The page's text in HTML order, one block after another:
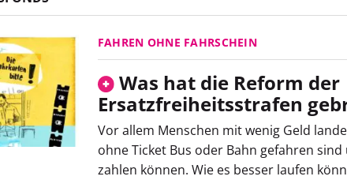
FAHREN OHNE FAHRSCHEIN
Was hat die Reform der
Ersatzfreiheitsstrafen
Vor allem Menschen mit wenig Geld
ohne Ticket Bus oder Bahn gefahren
zahlen können. Wie es besser laufen